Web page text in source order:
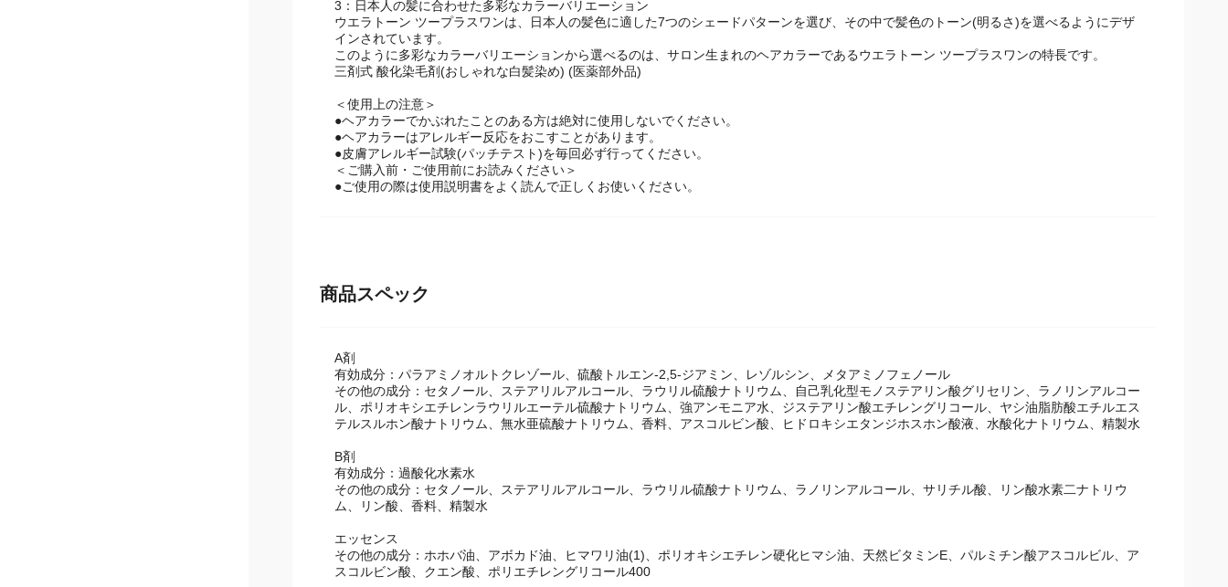
*成分の99％が植物由来の毛髪保護成分 (ヒマワリ油-1、ホホバ油、アボカド油、オリブ油)
3：日本人の髪に合わせた多彩なカラーバリエーション
ウエラトーン ツープラスワンは、日本人の髪色に適した7つのシェードパターンを選び、その中で髪色のトーン(明るさ)を選べるようにデザ
インされています。
このように多彩なカラーバリエーションから選べるのは、サロン生まれのヘアカラーであるウエラトーン ツープラスワンの特長です。
＜使用上の注意＞
●ヘアカラーでかぶれたことのある方は絶対に使用しないでください。
●ヘアカラーはアレルギー反応をおこすことがあります。
●皮膚アレルギー試験(パッチテスト)を毎回必ず行ってください。
＜ご購入前・ご使用前にお読みください＞
A剤
有効成分：パラアミノオルトクレゾール、硫酸トルエン-2,5-ジアミン、レゾルシン、メタアミノフェノール
その他の成分：セタノール、ステアリルアルコール、ラウリル硫酸ナトリウム、自己乳化型モノステアリン酸グリセリン、ラノリンアルコー
ル、ポリオキシエチレンラウリルエーテル硫酸ナトリウム、強アンモニア水、ジステアリン酸エチレングリコール、ヤシ油脂肪酸エチルエス
B剤
有効成分：過酸化水素水
その他の成分：セタノール、ステアリルアルコール、ラウリル硫酸ナトリウム、ラノリンアルコール、サリチル酸、リン酸水素二ナトリウ
エッセンス
その他の成分：ホホバ油、アボカド油、ヒマワリ油(1)、ポリオキシエチレン硬化ヒマシ油、天然ビタミンE、パルミチン酸アスコルビル、ア